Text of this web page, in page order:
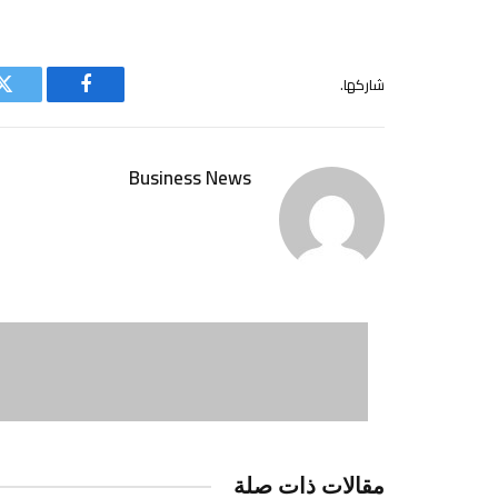
شاركها.
فيسبوك
Business News
مقالات ذات صلة